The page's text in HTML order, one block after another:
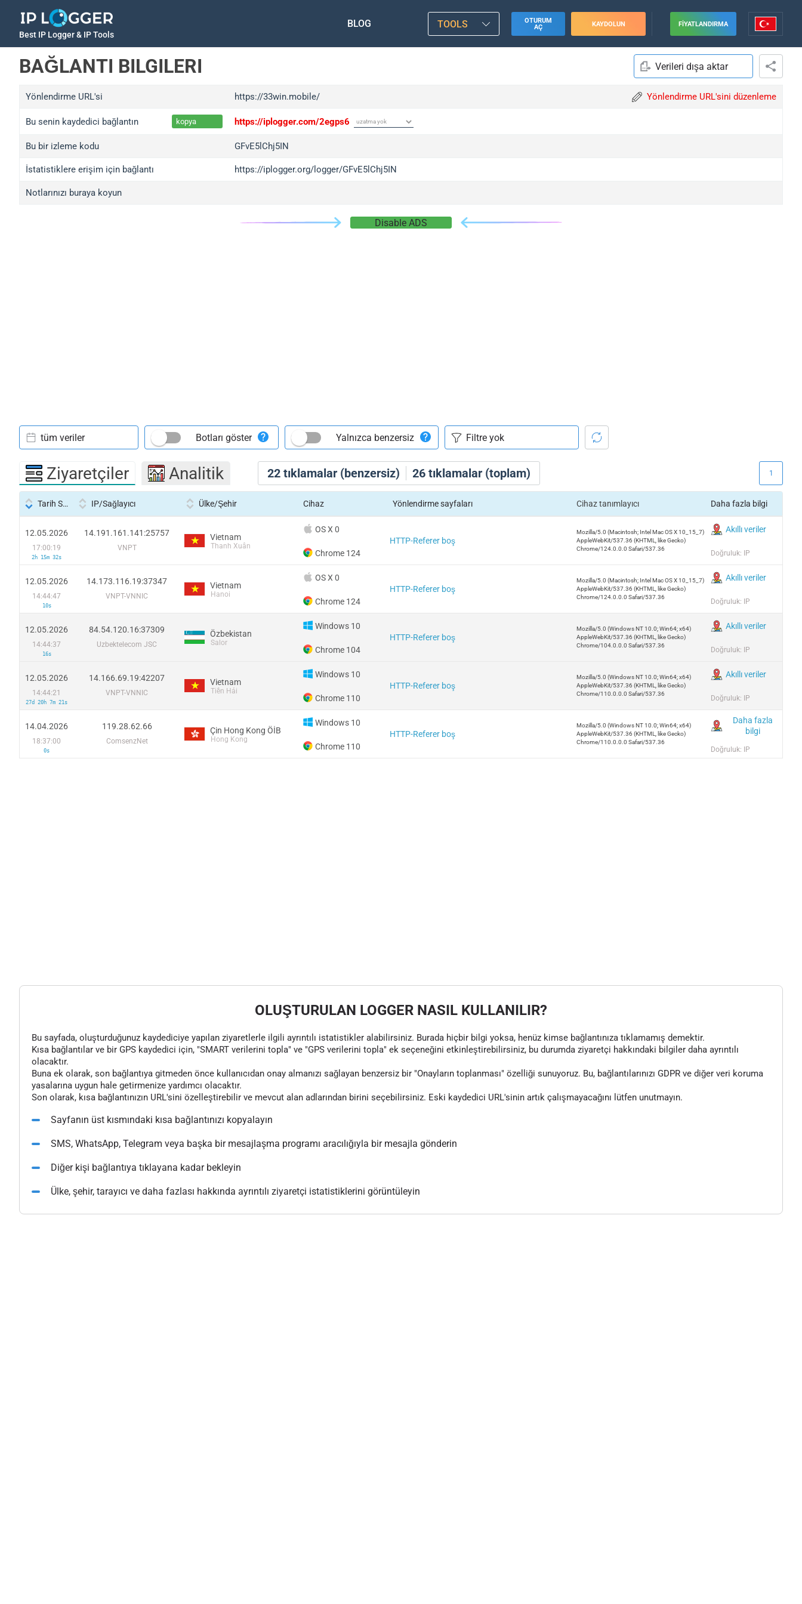
Best IP Logger & IP Tools
BLOG TOOLS
OTURUM
AÇ
KAYDOLUN FIYATLANDIRMA
BAĞLANTI BILGILERI Verileri dışa aktar
Yönlendirme URL'si https://33win.mobile/ Yönlendirme URL'sini düzenleme
Bu senin kaydedici bağlantın kopya https://iplogger.com/2egps6
Bu bir izleme kodu GFvE5lChj5IN
İstatistiklere erişim için bağlantı https://iplogger.org/logger/GFvE5lChj5IN
Notlarınızı buraya koyun
Disable ADS
22 tıklamalar (benzersiz) 26 tıklamalar (toplam)
tüm veriler Botları göster Yalnızca benzersiz
Ziyaretçiler Analitik 1
Tarih Saati IP/Sağlayıcı Ülke/Şehir Cihaz Yönlendirme sayfaları Cihaz tanımlayıcı Daha fazla bilgi
12.05.2026
17:00:19
2h 15m 32s
14.191.161.141:25757
VNPT
Vietnam
Thanh Xuân
OS X 0
Chrome 124
HTTP-Referer boş
Mozilla/5.0 (Macintosh; Intel Mac OS X 10_15_7)
AppleWebKit/537.36 (KHTML, like Gecko)
Chrome/124.0.0.0 Safari/537.36
Akıllı veriler
Doğruluk: IP
12.05.2026
14:44:47
10s
14.173.116.19:37347
VNPT-VNNIC
Vietnam
Hanoi
OS X 0
Chrome 124
HTTP-Referer boş
Mozilla/5.0 (Macintosh; Intel Mac OS X 10_15_7)
AppleWebKit/537.36 (KHTML, like Gecko)
Chrome/124.0.0.0 Safari/537.36
Akıllı veriler
Doğruluk: IP
12.05.2026
14:44:37
16s
84.54.120.16:37309
Uzbektelecom JSC
Özbekistan
Salor
Windows 10
Chrome 104
HTTP-Referer boş
Mozilla/5.0 (Windows NT 10.0; Win64; x64)
AppleWebKit/537.36 (KHTML, like Gecko)
Chrome/104.0.0.0 Safari/537.36
Akıllı veriler
Doğruluk: IP
12.05.2026
14:44:21
27d 20h 7m 21s
14.166.69.19:42207
VNPT-VNNIC
Vietnam
Tiền Hải
Windows 10
Chrome 110
HTTP-Referer boş
Mozilla/5.0 (Windows NT 10.0; Win64; x64)
AppleWebKit/537.36 (KHTML, like Gecko)
Chrome/110.0.0.0 Safari/537.36
Akıllı veriler
Doğruluk: IP
14.04.2026
18:37:00
0s
119.28.62.66
ComsenzNet
Çin Hong Kong ÖİB
Hong Kong
Windows 10
Chrome 110
HTTP-Referer boş
Mozilla/5.0 (Windows NT 10.0; Win64; x64)
AppleWebKit/537.36 (KHTML, like Gecko)
Chrome/110.0.0.0 Safari/537.36
Daha fazla
bilgi
Doğruluk: IP
OLUŞTURULAN LOGGER NASIL KULLANILIR?
Bu sayfada, oluşturduğunuz kaydediciye yapılan ziyaretlerle ilgili ayrıntılı istatistikler alabilirsiniz. Burada hiçbir bilgi yoksa, henüz kimse bağlantınıza tıklamamış demektir.
Kısa bağlantılar ve bir GPS kaydedici için, "SMART verilerini topla" ve "GPS verilerini topla" ek seçeneğini etkinleştirebilirsiniz, bu durumda ziyaretçi hakkındaki bilgiler daha ayrıntılı
olacaktır.
Buna ek olarak, son bağlantıya gitmeden önce kullanıcıdan onay almanızı sağlayan benzersiz bir "Onayların toplanması" özelliği sunuyoruz. Bu, bağlantılarınızı GDPR ve diğer veri koruma
yasalarına uygun hale getirmenize yardımcı olacaktır.
Son olarak, kısa bağlantınızın URL'sini özelleştirebilir ve mevcut alan adlarından birini seçebilirsiniz. Eski kaydedici URL'sinin artık çalışmayacağını lütfen unutmayın.
Sayfanın üst kısmındaki kısa bağlantınızı kopyalayın
SMS, WhatsApp, Telegram veya başka bir mesajlaşma programı aracılığıyla bir mesajla gönderin
Diğer kişi bağlantıya tıklayana kadar bekleyin
Ülke, şehir, tarayıcı ve daha fazlası hakkında ayrıntılı ziyaretçi istatistiklerini görüntüleyin